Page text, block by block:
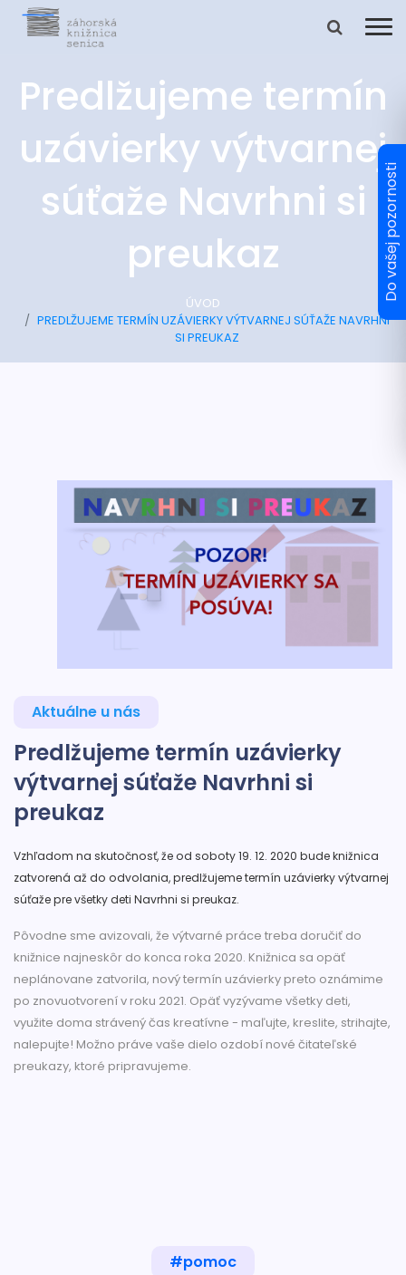
Predlžujeme termín
uzávierky výtvarnej
súťaže Navrhni si
preukaz
ÚVOD
PREDLŽUJEME TERMÍN UZÁVIERKY VÝTVARNEJ SÚŤAŽE NAVRHNI
SI PREUKAZ
Aktuálne u nás
Predlžujeme termín uzávierky
výtvarnej súťaže Navrhni si
preukaz
Vzhľadom na skutočnosť, že od soboty 19. 12. 2020 bude knižnica
zatvorená až do odvolania, predlžujeme termín uzávierky výtvarnej
súťaže pre všetky deti Navrhni si preukaz.
Pôvodne sme avizovali, že výtvarné práce treba doručiť do
knižnice najneskôr do konca roka 2020. Knižnica sa opäť
neplánovane zatvorila, nový termín uzávierky preto oznámime
po znovuotvorení v roku 2021. Opäť vyzývame všetky deti,
využite doma strávený čas kreatívne - maľujte, kreslite, strihajte,
nalepujte! Možno práve vaše dielo ozdobí nové čitateľské
preukazy, ktoré pripravujeme.
#pomoc